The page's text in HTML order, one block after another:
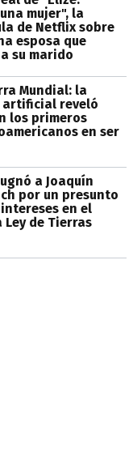
mujer", la
de Netflix sobre
esposa que
su marido
Mundial: la
reveló
los primeros
en ser
a Joaquín
por un presunto
en el
de Tierras